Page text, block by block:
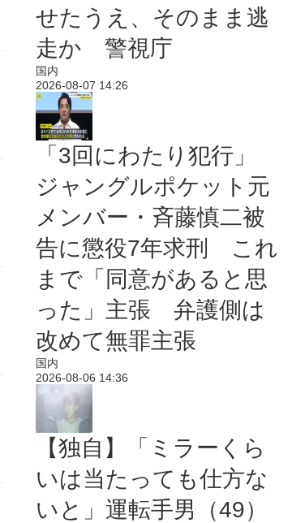
せたうえ、そのまま逃
走か 警視庁
国内
2026-08-07 14:26
「3回にわたり犯行」
ジャングルポケット元
メンバー・斉藤慎二被
告に懲役7年求刑 これ
まで「同意があると思
った」主張 弁護側は
改めて無罪主張
国内
2026-08-06 14:36
【独自】「ミラーくら
いは当たっても仕方な
いと」運転手男（49）